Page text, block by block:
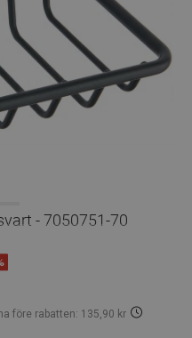
- 7050751-70
före rabatten: 135,90 kr